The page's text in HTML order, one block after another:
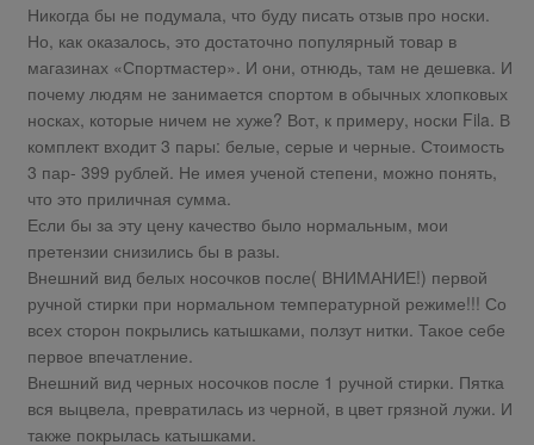
Никогда бы не подумала, что буду писать отзыв про носки.
Но, как оказалось, это достаточно популярный товар в
магазинах «Спортмастер». И они, отнюдь, там не дешевка. И
почему людям не занимается спортом в обычных хлопковых
носках, которые ничем не хуже? Вот, к примеру, носки Fila. В
комплект входит 3 пары: белые, серые и черные. Стоимость
3 пар- 399 рублей. Не имея ученой степени, можно понять,
что это приличная сумма.
Если бы за эту цену качество было нормальным, мои
претензии снизились бы в разы.
Внешний вид белых носочков после( ВНИМАНИЕ!) первой
ручной стирки при нормальном температурной режиме!!! Со
всех сторон покрылись катышками, ползут нитки. Такое себе
первое впечатление.
Внешний вид черных носочков после 1 ручной стирки. Пятка
вся выцвела, превратилась из черной, в цвет грязной лужи. И
также покрылась катышками.